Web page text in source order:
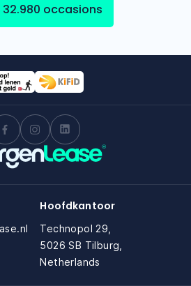
32.980 occasions
Hoofdkantoor
Technopol 29,
5026 SB Tilburg,
Netherlands